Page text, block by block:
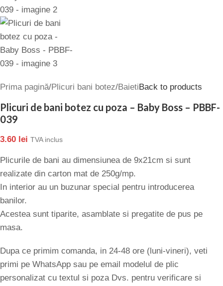
Prima pagină/Plicuri bani botez/BaietiBack to products
Plicuri de bani botez cu poza – Baby Boss – PBBF-
039
3.60 lei TVA inclus
Plicurile de bani au dimensiunea de 9x21cm si sunt
realizate din carton mat de 250g/mp.
In interior au un buzunar special pentru introducerea
banilor.
Acestea sunt tiparite, asamblate si pregatite de pus pe
masa.
Dupa ce primim comanda, in 24-48 ore (luni-vineri), veti
primi pe WhatsApp sau pe email modelul de plic
personalizat cu textul si poza Dvs. pentru verificare si